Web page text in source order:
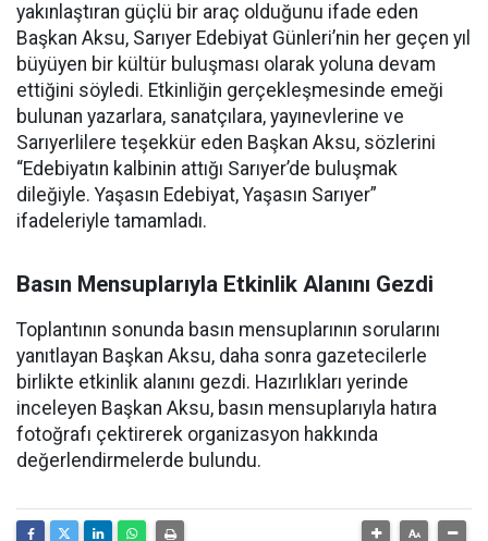
yakınlaştıran güçlü bir araç olduğunu ifade eden
Başkan Aksu, Sarıyer Edebiyat Günleri’nin her geçen yıl
büyüyen bir kültür buluşması olarak yoluna devam
ettiğini söyledi. Etkinliğin gerçekleşmesinde emeği
bulunan yazarlara, sanatçılara, yayınevlerine ve
Sarıyerlilere teşekkür eden Başkan Aksu, sözlerini
“Edebiyatın kalbinin attığı Sarıyer’de buluşmak
dileğiyle. Yaşasın Edebiyat, Yaşasın Sarıyer”
ifadeleriyle tamamladı.
Basın Mensuplarıyla Etkinlik Alanını Gezdi
Toplantının sonunda basın mensuplarının sorularını
yanıtlayan Başkan Aksu, daha sonra gazetecilerle
birlikte etkinlik alanını gezdi. Hazırlıkları yerinde
inceleyen Başkan Aksu, basın mensuplarıyla hatıra
fotoğrafı çektirerek organizasyon hakkında
değerlendirmelerde bulundu.